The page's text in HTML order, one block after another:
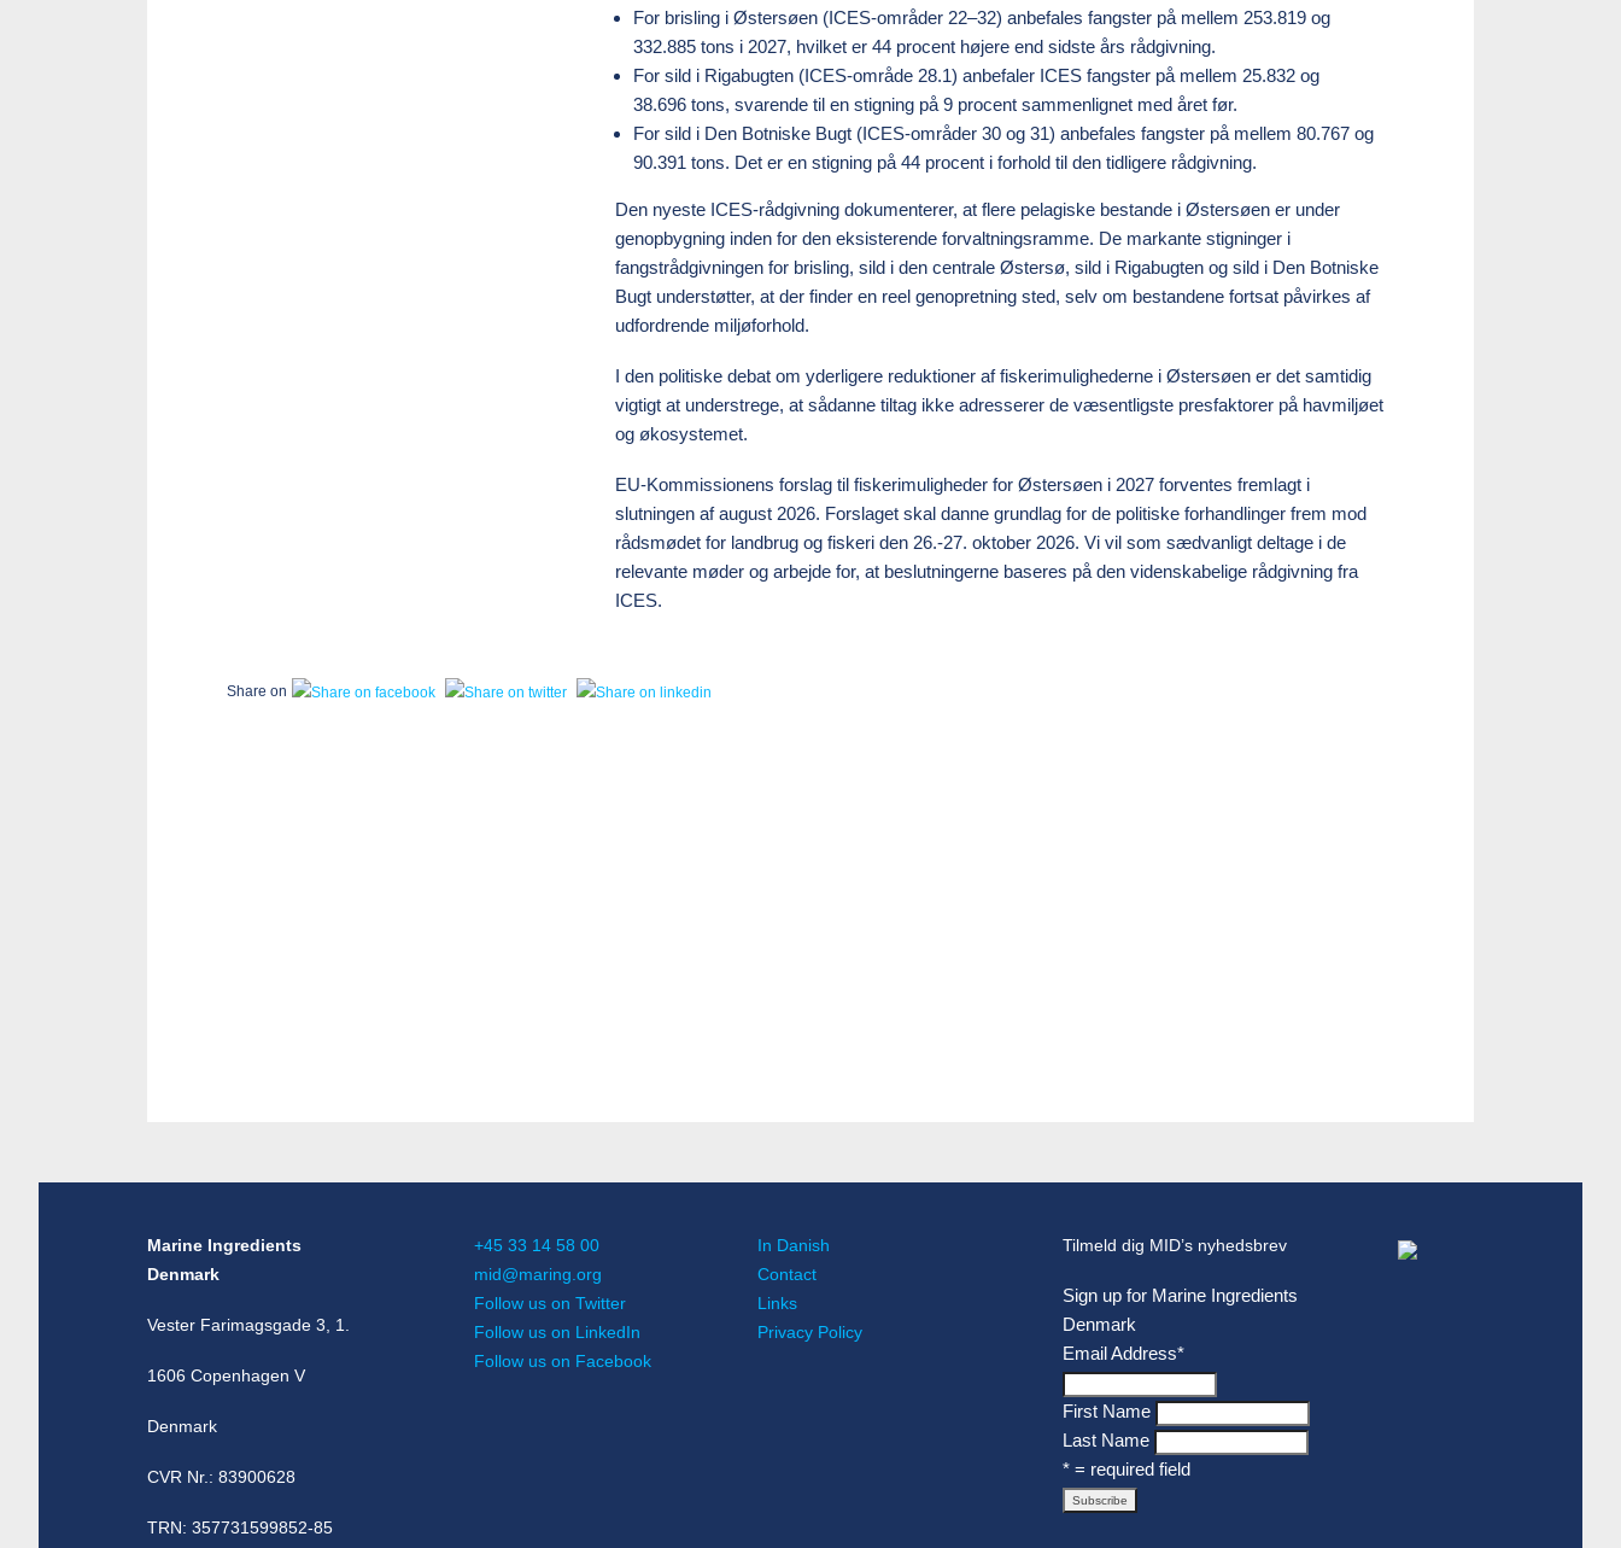
For brisling i Østersøen (ICES-områder 22–32) anbefales fangster på mellem 253.819 og
332.885 tons i 2027, hvilket er 44 procent højere end sidste års rådgivning.
For sild i Rigabugten (ICES-område 28.1) anbefaler ICES fangster på mellem 25.832 og
38.696 tons, svarende til en stigning på 9 procent sammenlignet med året før.
For sild i Den Botniske Bugt (ICES-områder 30 og 31) anbefales fangster på mellem 80.767 og
90.391 tons. Det er en stigning på 44 procent i forhold til den tidligere rådgivning.
Den nyeste ICES-rådgivning dokumenterer, at flere pelagiske bestande i Østersøen er under
genopbygning inden for den eksisterende forvaltningsramme. De markante stigninger i
fangstrådgivningen for brisling, sild i den centrale Østersø, sild i Rigabugten og sild i Den Botniske
Bugt understøtter, at der finder en reel genopretning sted, selv om bestandene fortsat påvirkes af
udfordrende miljøforhold.
I den politiske debat om yderligere reduktioner af fiskerimulighederne i Østersøen er det samtidig
vigtigt at understrege, at sådanne tiltag ikke adresserer de væsentligste presfaktorer på havmiljøet
og økosystemet.
EU-Kommissionens forslag til fiskerimuligheder for Østersøen i 2027 forventes fremlagt i
slutningen af august 2026. Forslaget skal danne grundlag for de politiske forhandlinger frem mod
rådsmødet for landbrug og fiskeri den 26.-27. oktober 2026. Vi vil som sædvanligt deltage i de
relevante møder og arbejde for, at beslutningerne baseres på den videnskabelige rådgivning fra
ICES.
Share on
Marine Ingredients
Denmark
Vester Farimagsgade 3, 1.
1606 Copenhagen V
Denmark
CVR Nr.: 83900628
TRN: 357731599852-85
+45 33 14 58 00
mid@maring.org
Follow us on Twitter
Follow us on LinkedIn
Follow us on Facebook
In Danish
Contact
Links
Privacy Policy
Tilmeld dig MID’s nyhedsbrev
Sign up for Marine Ingredients
Denmark
Email Address*
First Name
Last Name
* = required field